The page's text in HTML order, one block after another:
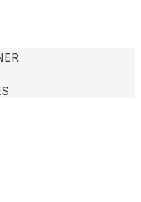
pour personnaliser le contenu
ces informations avec
sont cruciaux pour les